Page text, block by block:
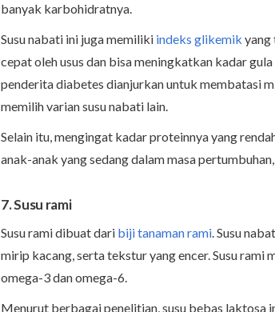
banyak karbohidratnya.
Susu nabati ini juga memiliki indeks glikemik yang
cepat oleh usus dan bisa meningkatkan kadar
penderita diabetes dianjurkan untuk membatasi
memilih varian susu nabati lain.
Selain itu, mengingat kadar proteinnya yang
anak-anak yang sedang dalam masa
7. Susu rami
Susu rami dibuat dari biji tanaman rami. Susu
mirip kacang, serta tekstur yang encer. Susu rami
omega-3 dan omega-6.
Menurut berbagai penelitian, susu bebas